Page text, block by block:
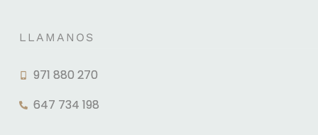
LLAMANOS
971 880 270
647 734 198